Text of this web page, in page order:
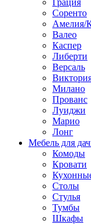
Грация
Соренто
Амелия/
Валео
Каспер
Либерти
Версаль
Милано
Прованс
Луиджи
Марио
Лонг
Мебель для
Комоды
Кровати
Столы
Стулья
Тумбы
Шкафы